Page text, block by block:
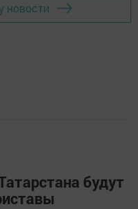
новости
будут